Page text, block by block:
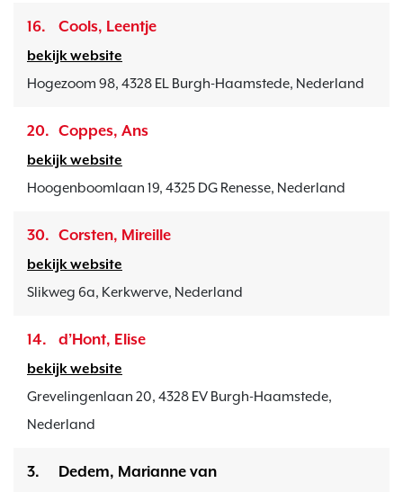
16. Cools, Leentje
bekijk website
Hogezoom 98, 4328 EL Burgh-Haamstede, Nederland
20. Coppes, Ans
bekijk website
Hoogenboomlaan 19, 4325 DG Renesse, Nederland
30. Corsten, Mireille
bekijk website
Slikweg 6a, Kerkwerve, Nederland
14. d’Hont, Elise
bekijk website
Grevelingenlaan 20, 4328 EV Burgh-Haamstede,
Nederland
3. Dedem, Marianne van